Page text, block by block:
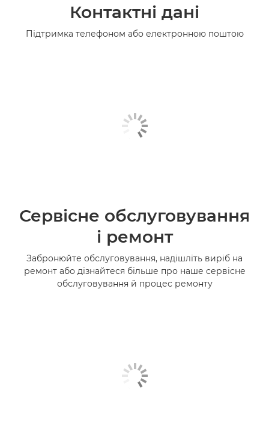
Контактні дані
Підтримка телефоном або електронною поштою
Сервісне обслуговування
і ремонт
Забронюйте обслуговування, надішліть виріб на
ремонт або дізнайтеся більше про наше сервісне
обслуговування й процес ремонту